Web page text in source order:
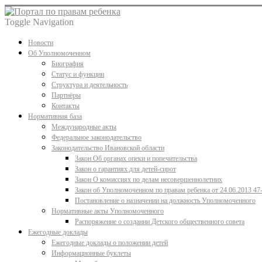
Toggle Navigation
Новости
Об Уполномоченном
Биография
Статус и функции
Структура и деятельность
Партнёры
Контакты
Нормативная база
Международные акты
Федеральное законодательство
Законодательство Ивановской области
Закон Об органах опеки и попечительства
Закон о гарантиях для детей-сирот
Закон О комиссиях по делам несовершеннолетних
Закон об Уполномоченном по правам ребенка от 24.06.2013
Постановление о назначении на должность Уполномоченного
Нормативные акты Уполномоченного
Распоряжение о создании Детского общественного совета
Ежегодные доклады
Ежегодные доклады о положении детей
Информационные буклеты